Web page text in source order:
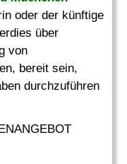
oder der künftige
über
von
bereit sein,
durchzuführen